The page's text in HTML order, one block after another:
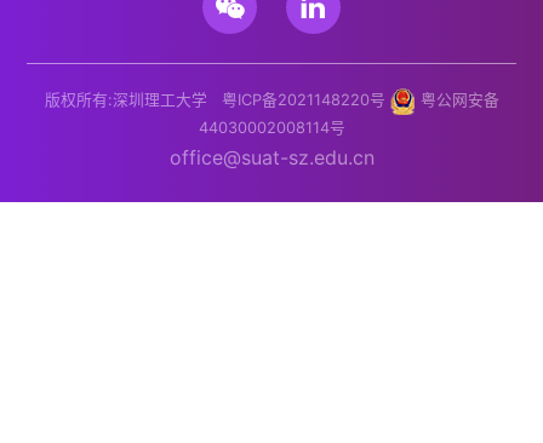
版权所有:深圳理工大学 粤ICP备2021148220号
粤公网安备
44030002008114号
office@suat-sz.edu.cn